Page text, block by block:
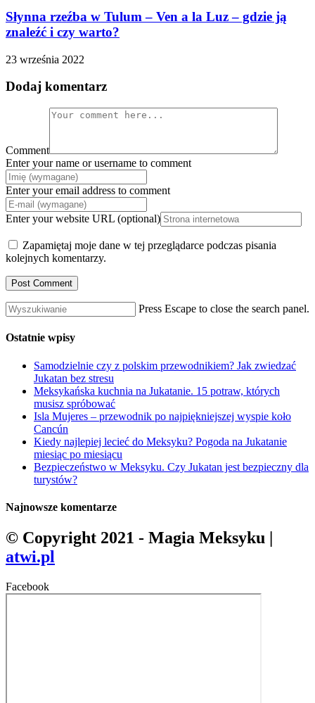
Słynna rzeźba w Tulum – Ven a la Luz – gdzie ją
znaleźć i czy warto?
23 września 2022
Dodaj komentarz
Comment
Enter your name or username to comment
Enter your email address to comment
Enter your website URL (optional)
Zapamiętaj moje dane w tej przeglądarce podczas pisania
kolejnych komentarzy.
Press Escape to close the search panel.
Ostatnie wpisy
Samodzielnie czy z polskim przewodnikiem? Jak zwiedzać
Jukatan bez stresu
Meksykańska kuchnia na Jukatanie. 15 potraw, których
musisz spróbować
Isla Mujeres – przewodnik po najpiękniejszej wyspie koło
Cancún
Kiedy najlepiej lecieć do Meksyku? Pogoda na Jukatanie
miesiąc po miesiącu
Bezpieczeństwo w Meksyku. Czy Jukatan jest bezpieczny dla
turystów?
Najnowsze komentarze
© Copyright 2021 - Magia Meksyku |
atwi.pl
Facebook